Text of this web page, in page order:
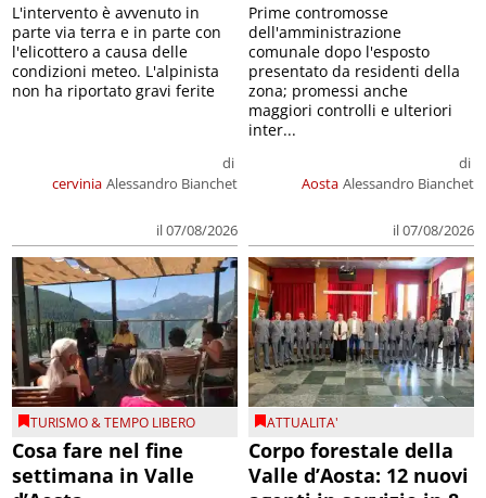
cervinia
di
Alessandro Bianchet
il 07/08/2026
L'intervento è avvenuto in
parte via terra e in parte con
l'elicottero a causa delle
condizioni meteo. L'alpinista
non ha riportato gravi ferite
Aosta
di
Alessandro Bianchet
il 07/08/2026
Prime contromosse
dell'amministrazione
comunale dopo l'esposto
presentato da residenti della
zona; promessi anche
maggiori controlli e ulteriori
inter...
TURISMO & TEMPO LIBERO
Cosa fare nel fine
settimana in Valle
ATTUALITA'
Corpo forestale della
Valle d’Aosta: 12 nuovi